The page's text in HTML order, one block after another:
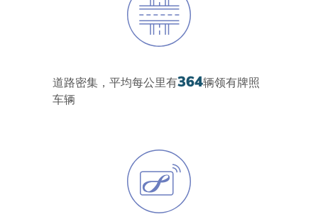
道路密集，平均每公里有364辆领有牌照
车辆